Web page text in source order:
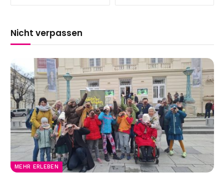
Nicht verpassen
MEHR ERLEBEN